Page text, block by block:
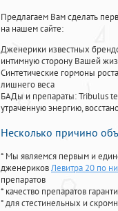
Предлагаем Вам сделать
на нашем сайте:
Дженерики известных
интимную сторону Вашей
Синтетические гормоны роста
лишнего веса
БАДы и препараты:Tribulus
утраченную энергию,
Несколько причино
* Мы являемся первым и
дженериковЛевитра 20 по
препаратов
* качество препаратов
* для стестинельных и